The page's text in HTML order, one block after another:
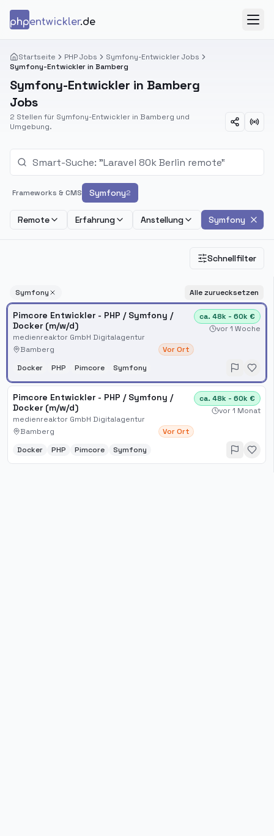
phpentwickler.de
Startseite PHP Jobs
Symfony-Entwickler Jobs
Symfony-Entwickler in Bamberg
Symfony-Entwickler in Bamberg
Jobs
2 Stellen für Symfony-Entwickler in Bamberg und
Umgebung.
Frameworks & CMS Symfony2
Remote Erfahrung Anstellung Symfony
Schnellfilter
Symfony Alle zuruecksetzen
Pimcore Entwickler - PHP / Symfony /
Docker (m/w/d)
medienreaktor GmbH Digitalagentur
Bamberg
Vor Ort
ca. 48k - 60k €
vor 1 Woche
Docker PHP Pimcore Symfony
Pimcore Entwickler - PHP / Symfony /
Docker (m/w/d)
medienreaktor GmbH Digitalagentur
Bamberg
Vor Ort
ca. 48k - 60k €
vor 1 Monat
Docker PHP Pimcore Symfony